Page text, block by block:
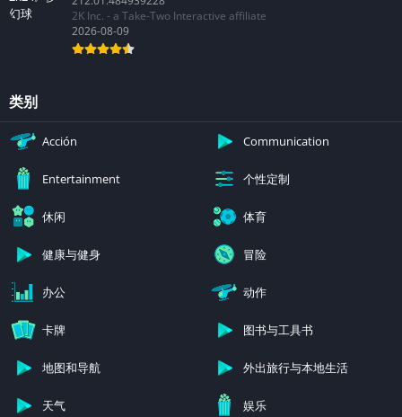
2K Inc. - a Take-Two Interactive affiliate
2026-08-09
类别
Acción Communication
Entertainment 个性定制
休闲 体育
健康与健身 冒险
办公 动作
卡牌 图书与工具书
地图和导航 外出旅行与本地生活
天气 娱乐